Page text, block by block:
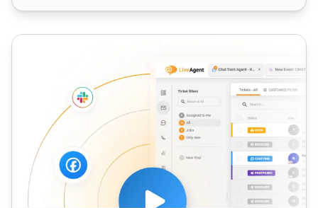
Využitie agenta